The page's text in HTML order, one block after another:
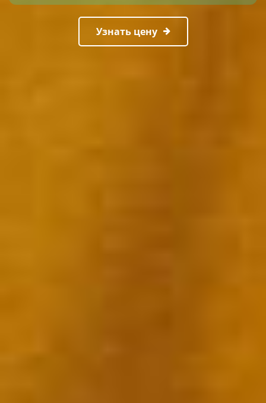
Узнать цену